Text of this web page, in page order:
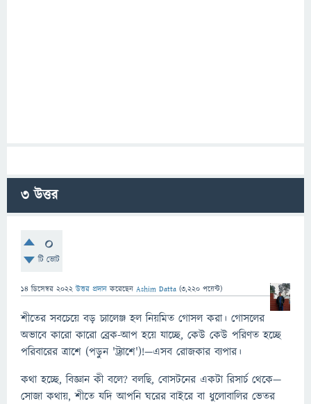
3উত্তর
0
টি ভোট
14 ডিসেম্বর 2022 উত্তর প্রদান করেছেন Ashim Datta (3,220 পয়েন্ট)
শীতের সবচেয়ে বড় চ্যালেঞ্জ হল নিয়মিত গোসল করা। গোসলের
অভাবে কারো কারো ব্রেক-আপ হয়ে যাচ্ছে, কেউ কেউ পরিণত হচ্ছে
পরিবারের ত্রাশে (পড়ুন 'ট্র্যাশে')!—এসব রোজকার ব্যপার।
কথা হচ্ছে, বিজ্ঞান কী বলে? বলছি, বোসটনের একটা রিসার্চ থেকে—
সোজা কথায়, শীতে যদি আপনি ঘরের বাইরে বা ধুলোবালির ভেতর